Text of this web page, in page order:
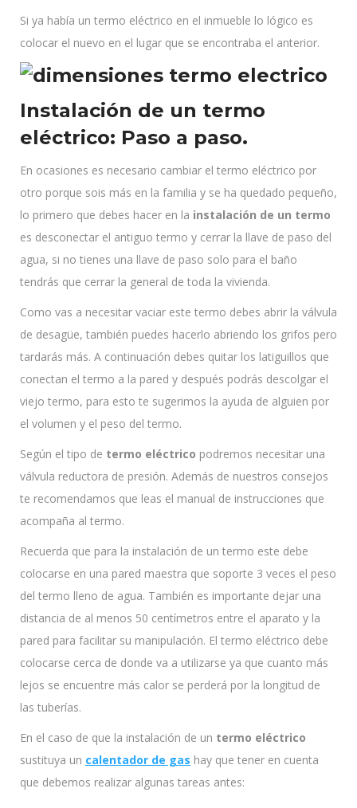
Si ya había un termo eléctrico en el inmueble lo lógico es
colocar el nuevo en el lugar que se encontraba el anterior.
Instalación de un termo
eléctrico: Paso a paso.
En ocasiones es necesario cambiar el termo eléctrico por
otro porque sois más en la familia y se ha quedado pequeño,
lo primero que debes hacer en la instalación de un termo
es desconectar el antiguo termo y cerrar la llave de paso del
agua, si no tienes una llave de paso solo para el baño
tendrás que cerrar la general de toda la vivienda.
Como vas a necesitar vaciar este termo debes abrir la válvula
de desagüe, también puedes hacerlo abriendo los grifos pero
tardarás más. A continuación debes quitar los latiguillos que
conectan el termo a la pared y después podrás descolgar el
viejo termo, para esto te sugerimos la ayuda de alguien por
el volumen y el peso del termo.
Según el tipo de termo eléctrico podremos necesitar una
válvula reductora de presión. Además de nuestros consejos
te recomendamos que leas el manual de instrucciones que
acompaña al termo.
Recuerda que para la instalación de un termo este debe
colocarse en una pared maestra que soporte 3 veces el peso
del termo lleno de agua. También es importante dejar una
distancia de al menos 50 centímetros entre el aparato y la
pared para facilitar su manipulación. El termo eléctrico debe
colocarse cerca de donde va a utilizarse ya que cuanto más
lejos se encuentre más calor se perderá por la longitud de
las tuberías.
En el caso de que la instalación de un termo eléctrico
sustituya un calentador de gas hay que tener en cuenta
que debemos realizar algunas tareas antes: